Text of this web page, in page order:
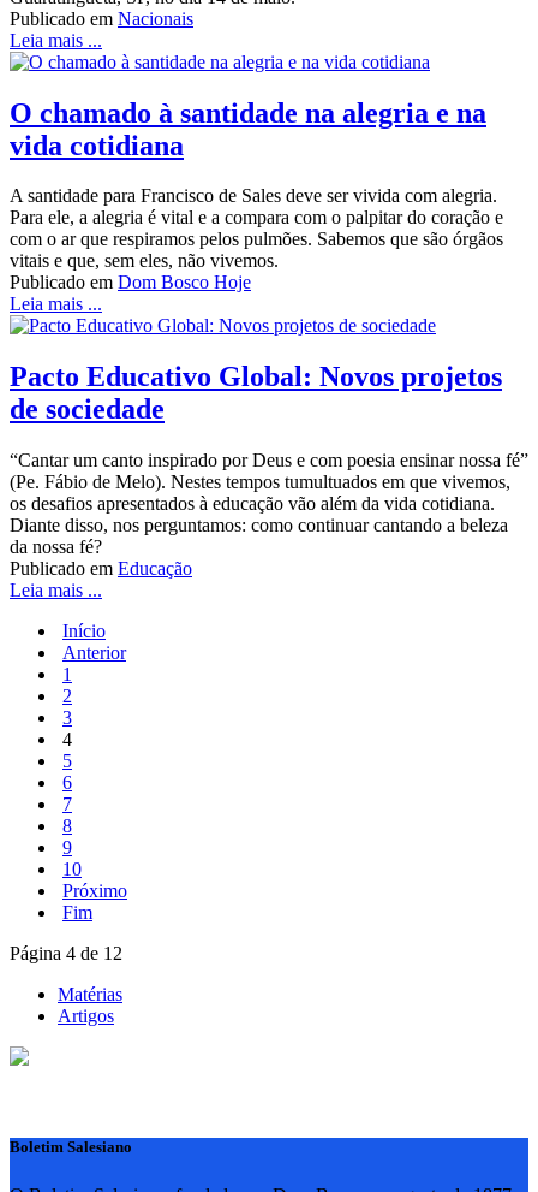
Publicado em Nacionais
Leia mais ...
O chamado à santidade na alegria e na
vida cotidiana
A santidade para Francisco de Sales deve ser vivida com alegria.
Para ele, a alegria é vital e a compara com o palpitar do coração e
com o ar que respiramos pelos pulmões. Sabemos que são órgãos
vitais e que, sem eles, não vivemos.
Publicado em Dom Bosco Hoje
Leia mais ...
Pacto Educativo Global: Novos projetos
de sociedade
“Cantar um canto inspirado por Deus e com poesia ensinar nossa fé”
(Pe. Fábio de Melo). Nestes tempos tumultuados em que vivemos,
os desafios apresentados à educação vão além da vida cotidiana.
Diante disso, nos perguntamos: como continuar cantando a beleza
da nossa fé?
Publicado em Educação
Leia mais ...
Início
Anterior
1
2
3
4
5
6
7
8
9
10
Próximo
Fim
Página 4 de 12
Matérias
Artigos
Boletim Salesiano